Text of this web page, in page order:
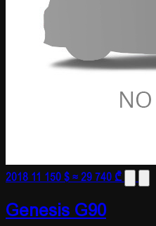
2018 11 150 $≈ 29 740 ₾
Genesis G90